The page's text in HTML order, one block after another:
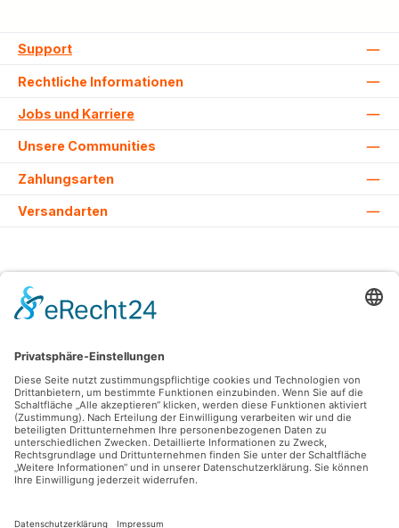
Support
Rechtliche Informationen
Jobs und Karriere
Unsere Communities
Zahlungsarten
Versandarten
Alle Preise inkl. gesetzl. Mehrwertsteuer zzgl.
und ggf.
Nachnahmegebühren, wenn nicht anders angegeben.
© 2026 Lovehurts Bikes - Alle Rechte vorbehalten. Theme by